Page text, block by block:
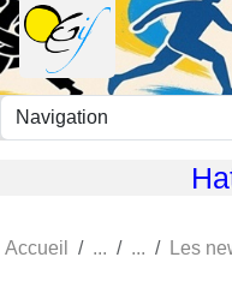
Accueil Les
Panneau de gestion des